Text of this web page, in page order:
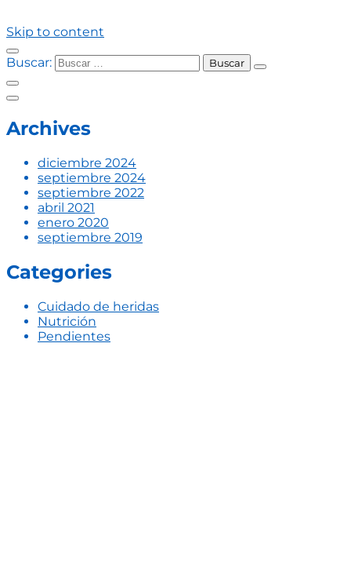
Skip to content
Buscar:
Archives
diciembre 2024
septiembre 2024
septiembre 2022
abril 2021
enero 2020
septiembre 2019
Categories
Cuidado de heridas
Nutrición
Pendientes